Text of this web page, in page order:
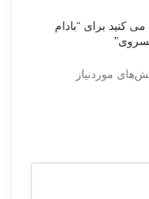
کنید برای “بادام
موردنیاز